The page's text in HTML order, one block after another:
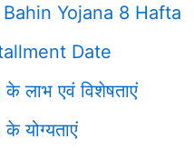
Yojana 8 Hafta
Date
लाभ एवं विशेषताएं
योग्यताएं